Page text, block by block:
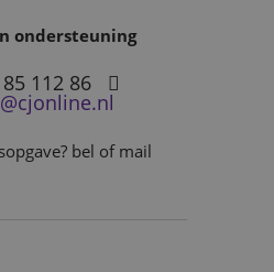
ondersteuning
112 86
bel of mail